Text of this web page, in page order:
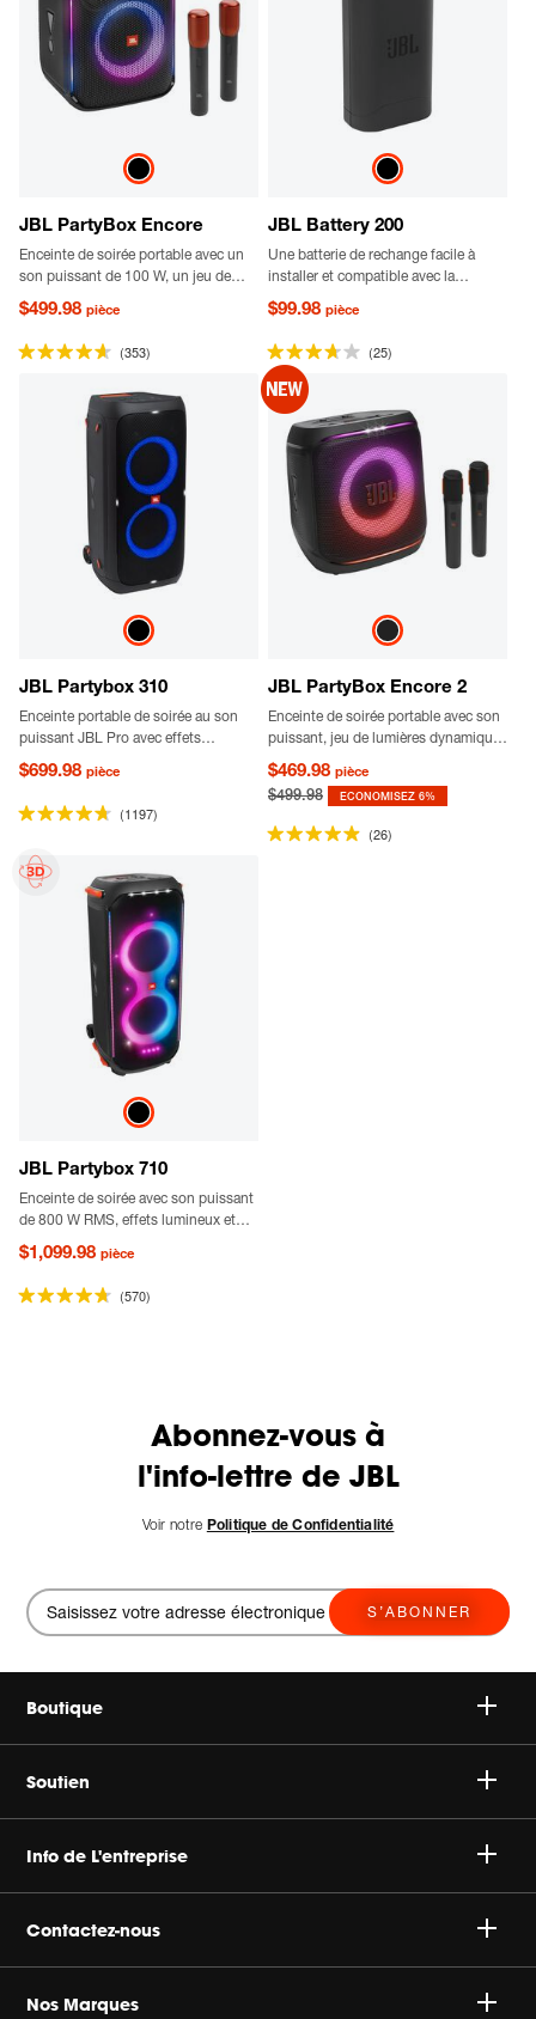
JBL PartyBox Encore
Enceinte de soirée portable avec un
son puissant de 100 W, un jeu de
lumières dynamique intégré, un micro
numérique sans fil inclus et une
conception résistante
aux éclaboussures.
$499.98 pièce
(353)
JBL Battery 200
Une batterie de rechange facile à
installer et compatible avec la
PartyBox Club 120
$99.98 pièce
(25)
JBL Partybox 310
Enceinte portable de soirée au son
puissant JBL Pro avec effets
lumineux éblouissants
$699.98 pièce
(1197)
JBL PartyBox Encore 2
Enceinte de soirée portable avec son
puissant, jeu de lumières dynamique,
micro numérique sans fil, autonomie
de lecture pouvant atteindre
15 heures, batterie remplaçable et
poignée ergonomique flexible.
$469.98 pièce
$499.98 ECONOMISEZ 6%
(26)
JBL Partybox 710
Enceinte de soirée avec son puissant
de 800 W RMS, effets lumineux et
protection contre les éclaboussures.
$1,099.98 pièce
(570)
Abonnez-vous à
l'info-lettre de JBL
Voir notre Politique de Confidentialité
S’ABONNER
Boutique
Speakers
Sale
Soutien
Support Client & Produit
Retours
Info de L'entreprise
A propos d’Harman
Contactez-nous
(877) 457-2592
Nos Marques